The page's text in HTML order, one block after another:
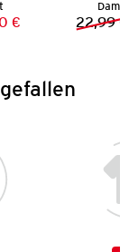
Preis:
Preis:
€ 22,99 €